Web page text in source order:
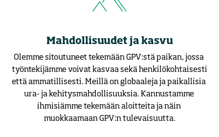
Mahdollisuudet ja kasvu
Olemme sitoutuneet tekemään GPV:stä paikan, jossa
työntekijämme voivat kasvaa sekä henkilökohtaisesti
että ammatillisesti. Meillä on globaaleja ja paikallisia
ura- ja kehitysmahdollisuuksia. Kannustamme
ihmisiämme tekemään aloitteita ja näin
muokkaamaan GPV:n tulevaisuutta.